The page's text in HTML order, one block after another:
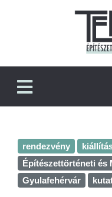
rendezvény
Építészettörténeti és
Gyulafehérvár